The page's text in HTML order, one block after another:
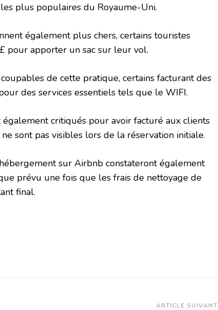
plus populaires du Royaume-Uni.
également plus chers, certains touristes
pour apporter un sac sur leur vol.
de cette pratique, certains facturant des
des services essentiels tels que le WIFI.
critiqués pour avoir facturé aux clients
sont pas visibles lors de la réservation initiale.
sur Airbnb constateront également
prévu une fois que les frais de nettoyage de
final.
ARTICLE SUIVANT